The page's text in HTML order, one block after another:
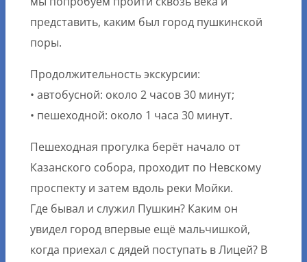
представить, каким был город пушкинской
поры.
Продолжительность экскурсии:
• автобусной: около 2 часов 30 минут;
• пешеходной: около 1 часа 30 минут.
Пешеходная прогулка берёт начало от
Казанского собора, проходит по Невскому
проспекту и затем вдоль реки Мойки.
Где бывал и служил Пушкин? Каким он
увидел город впервые ещё мальчишкой,
когда приехал с дядей поступать в Лицей? В